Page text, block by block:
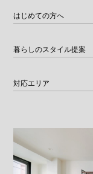
はじめての方へ
暮らしのスタイル提案
対応エリア